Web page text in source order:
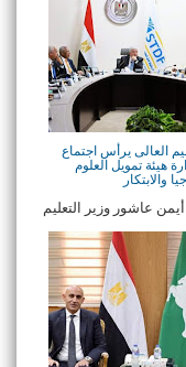
العالى يرأس اجتماع
هيئة تمويل العلوم
والابتكار
عاشور وزير التعليم
العلمي، اجتماع
هي ...